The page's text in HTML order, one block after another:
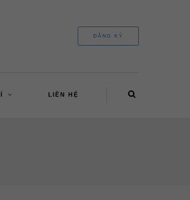
ĐĂNG KÝ
LIÊN HỆ